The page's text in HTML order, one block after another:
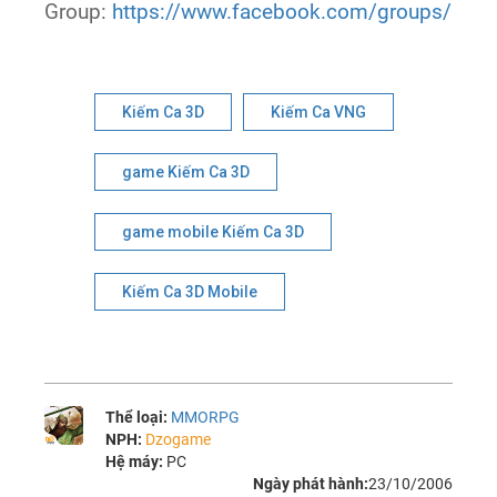
Group: https://www.facebook.com/groups/
Kiếm Ca 3D Kiếm Ca VNG
game Kiếm Ca 3D
game mobile Kiếm Ca 3D
Kiếm Ca 3D Mobile
Thể loại: MMORPG
NPH: Dzogame
Hệ máy: PC
Ngày phát hành:23/10/2006